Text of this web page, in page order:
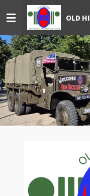
direct
de
hoofdinhoud
OLD